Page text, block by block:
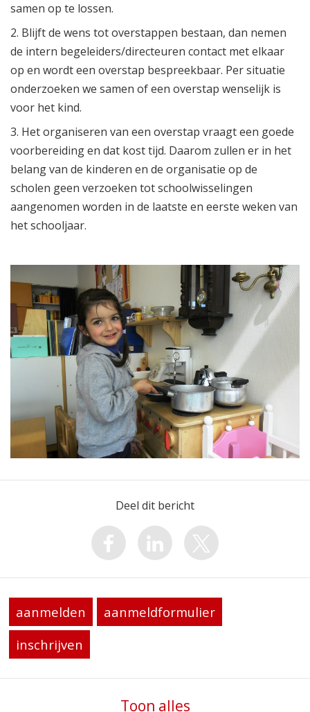
samen op te lossen.
2. Blijft de wens tot overstappen bestaan, dan nemen
de intern begeleiders/directeuren contact met elkaar
op en wordt een overstap bespreekbaar. Per situatie
onderzoeken we samen of een overstap wenselijk is
voor het kind.
3. Het organiseren van een overstap vraagt een goede
voorbereiding en dat kost tijd. Daarom zullen er in het
belang van de kinderen en de organisatie op de
scholen geen verzoeken tot schoolwisselingen
aangenomen worden in de laatste en eerste weken van
het schooljaar.
Deel dit bericht
aanmelden
aanmeldformulier
inschrijven
Toon alles